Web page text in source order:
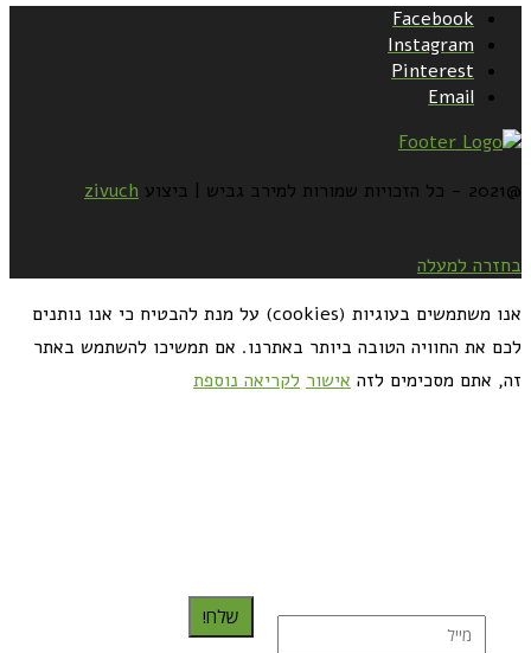
Facebook
Instagram
Pinterest
Email
@2021 - כל הזכויות שמורות למירב גביש | ביצוע zivuch
בחזרה למעלה
אנו משתמשים בעוגיות (cookies) על מנת להבטיח כי אנו נותנים
לכם את החוויה הטובה ביותר באתרנו. אם תמשיכו להשתמש באתר
זה, אתם מסכימים לזה אישור לקריאה נוספת
שלח!